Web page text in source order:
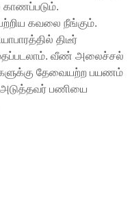
காணப்படும்.
கவலை நீங்கும்.
திடீர்
வீண் அலைச்சல்
தேவையற்ற பயணம்
அடுத்தவர் பணியை